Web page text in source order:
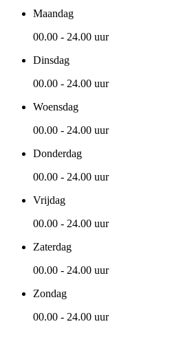
Maandag
00.00 - 24.00 uur
Dinsdag
00.00 - 24.00 uur
Woensdag
00.00 - 24.00 uur
Donderdag
00.00 - 24.00 uur
Vrijdag
00.00 - 24.00 uur
Zaterdag
00.00 - 24.00 uur
Zondag
00.00 - 24.00 uur